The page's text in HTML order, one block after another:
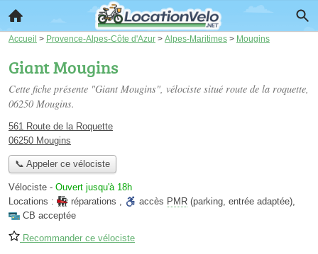
Accueil > Provence-Alpes-Côte d'Azur > Alpes-Maritimes > Mougins
Giant Mougins
Cette fiche présente "Giant Mougins", vélociste situé route de la roquette,
06250 Mougins.
561 Route de la Roquette
06250 Mougins
📞 Appeler ce vélociste
Vélociste - Ouvert jusqu'à 18h
Locations :
réparations , accès PMR (parking, entrée adaptée),
CB acceptée
Recommander ce vélociste